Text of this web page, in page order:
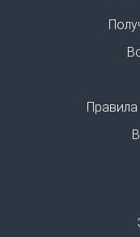
Правила